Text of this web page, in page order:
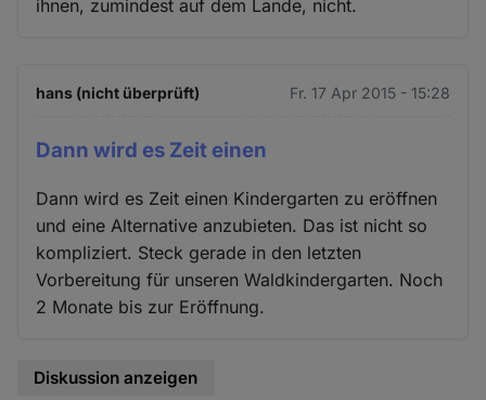
ihnen, zumindest auf dem Lande, nicht.
hans (nicht überprüft) Fr. 17 Apr 2015 - 15:28
Dann wird es Zeit einen
Dann wird es Zeit einen Kindergarten zu eröffnen
und eine Alternative anzubieten. Das ist nicht so
kompliziert. Steck gerade in den letzten
Vorbereitung für unseren Waldkindergarten. Noch
2 Monate bis zur Eröffnung.
Diskussion anzeigen